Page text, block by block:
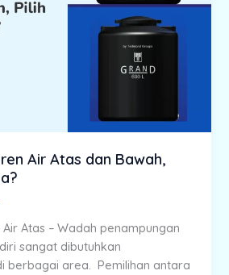
Air Atas dan Bawah,
Atas – Wadah penampungan
sangat dibutuhkan
berbagai area. Pemilihan antara